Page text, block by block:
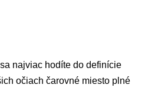
najviac hodíte do definície
očiach čarovné miesto plné